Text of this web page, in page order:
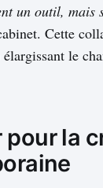
un outil, mais
Cette
le
pour la